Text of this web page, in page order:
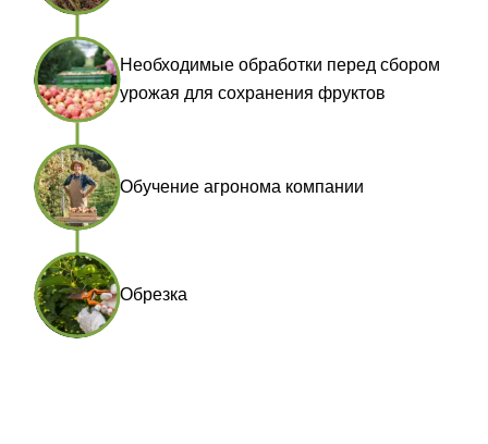
Необходимые обработки перед сбором
урожая для сохранения фруктов
Обучение агронома компании
Обрезка